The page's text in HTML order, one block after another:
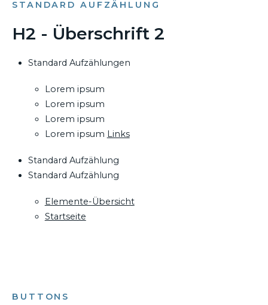
STANDARD AUFZÄHLUNG
H2 - Überschrift 2
Standard Aufzählungen
Lorem ipsum
Lorem ipsum
Lorem ipsum
Lorem ipsum Links
Standard Aufzählung
Standard Aufzählung
Elemente-Übersicht
Startseite
BUTTONS